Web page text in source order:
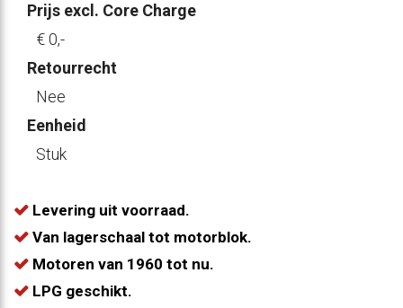
Prijs excl. Core Charge
€ 0,-
Retourrecht
Nee
Eenheid
Stuk
Levering uit voorraad.
Van lagerschaal tot motorblok.
Motoren van 1960 tot nu.
LPG geschikt.